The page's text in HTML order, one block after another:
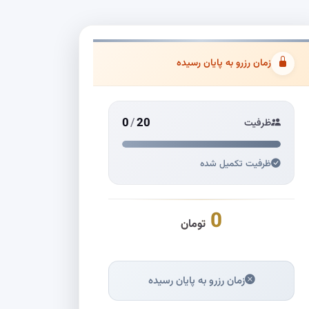
زمان رزرو به پایان رسیده
ظرفیت 0/20
ظرفیت تکمیل شده
0 تومان
زمان رزرو به پایان رسیده